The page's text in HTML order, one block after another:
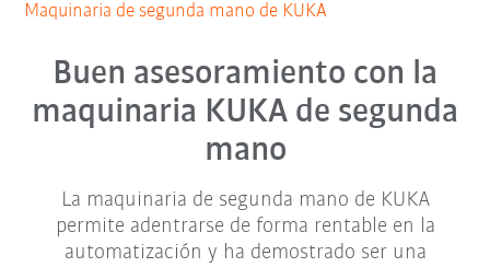
Maquinaria de segunda mano de KUKA
Buen asesoramiento con la
maquinaria KUKA de segunda
mano
La maquinaria de segunda mano de KUKA
permite adentrarse de forma rentable en la
automatización y ha demostrado ser una